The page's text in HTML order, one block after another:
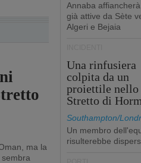
ma la
Annaba
già attive da Sète
Algeri e Bejaia
Una rinfusiera
colpita da un
proiettile nello
Stretto di
Southampton/
Un membro
risulterebbe